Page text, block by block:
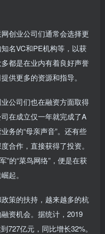
创业公司们通常会选择更
名VC和PE机构等，以获
都是在业内有着良好声誉
供更多的资源和指导。
公司们也在融资方面取得
在成立仅一年就完成了A
务的“母亲声音”。还有些
合作，直接获得了投资。
”的“菜鸟网络”，便是在获
起。
策的扶持，越来越多的杭
资机会。据统计，2019
727亿元，同比增长32%。